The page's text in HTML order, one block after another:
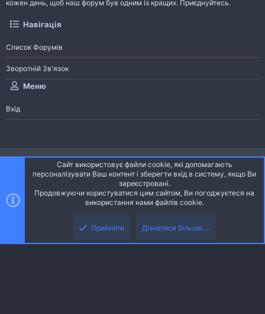
кожен день, щоб наш форум був одним із кращих. Приєднуйтесь.
Навігація
Список Форумів
Зворотній Зв'язок
Меню
Вхід
Ніч
Українська (UA)
S
Community platform by XenForo® © 2010-2026 XenForo Ltd.
Community platform by XenForo © 2010-2022 XenForo Ltd. | dev: Pages
Сайт використовує файли cookie, які допомагають
персоналізувати Ваш контент і зберегти вхід в систему, якщо Ви
зареєстровані.
Продовжуючи користуватися цим сайтом, Ви погоджуєтеся на
використання нами файлів cookie.
Прийняти Дізнатися більше....